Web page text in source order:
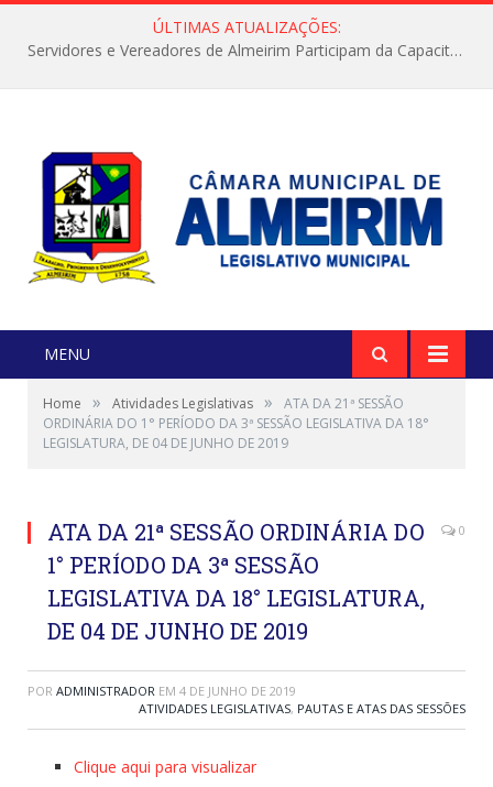
ÚLTIMAS ATUALIZAÇÕES:
Servidores e Vereadores de Almeirim Participam da Capacitação “Orientar é a Nossa Missão”
MENU
Home » Atividades Legislativas »
ATA DA 21ª SESSÃO
ORDINÁRIA DO 1° PERÍODO DA 3ª SESSÃO LEGISLATIVA DA 18°
LEGISLATURA, DE 04 DE JUNHO DE 2019
ATA DA 21ª SESSÃO ORDINÁRIA DO
1° PERÍODO DA 3ª SESSÃO
LEGISLATIVA DA 18° LEGISLATURA,
DE 04 DE JUNHO DE 2019
0
POR ADMINISTRADOR EM 4 DE JUNHO DE 2019
ATIVIDADES LEGISLATIVAS, PAUTAS E ATAS DAS SESSÕES
Clique aqui para visualizar